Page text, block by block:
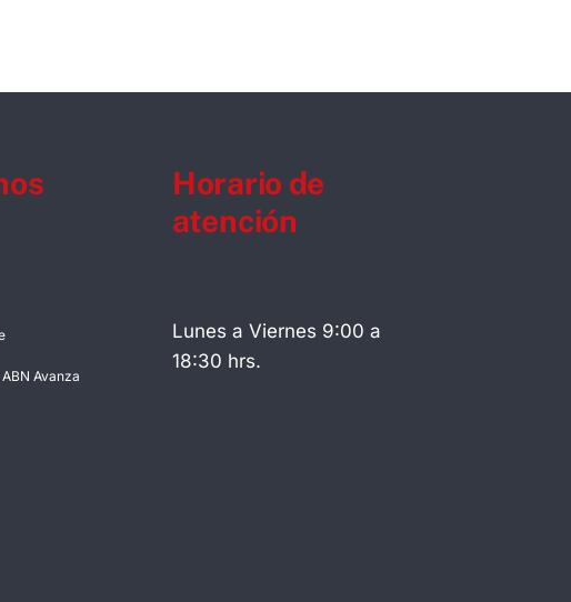
Avanza
Horario de
atención
Lunes a Viernes 9:00 a
18:30 hrs.